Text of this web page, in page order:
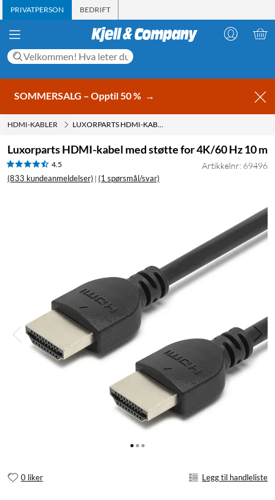
PRIVATPERSON BEDRIFT
SOMMERSALG – Opptil 50 % →
HDMI-KABLER LUXORPARTS HDMI-KABEL MED STØTTE FOR 4K/60 HZ 10 M
Luxorparts HDMI-kabel med støtte for 4K/60 Hz 10 m
4.5
(833 kundeanmeldelser) | (1 spørsmål/svar)
Artikkelnr: 69496
0 liker Legg til handleliste